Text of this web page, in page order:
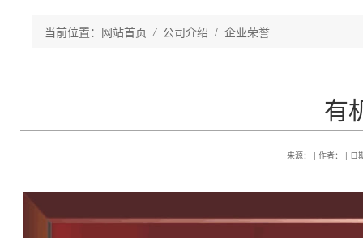
当前位置： 网站首页 / 公司介绍 / 企业荣誉
有
来源： | 作者： |